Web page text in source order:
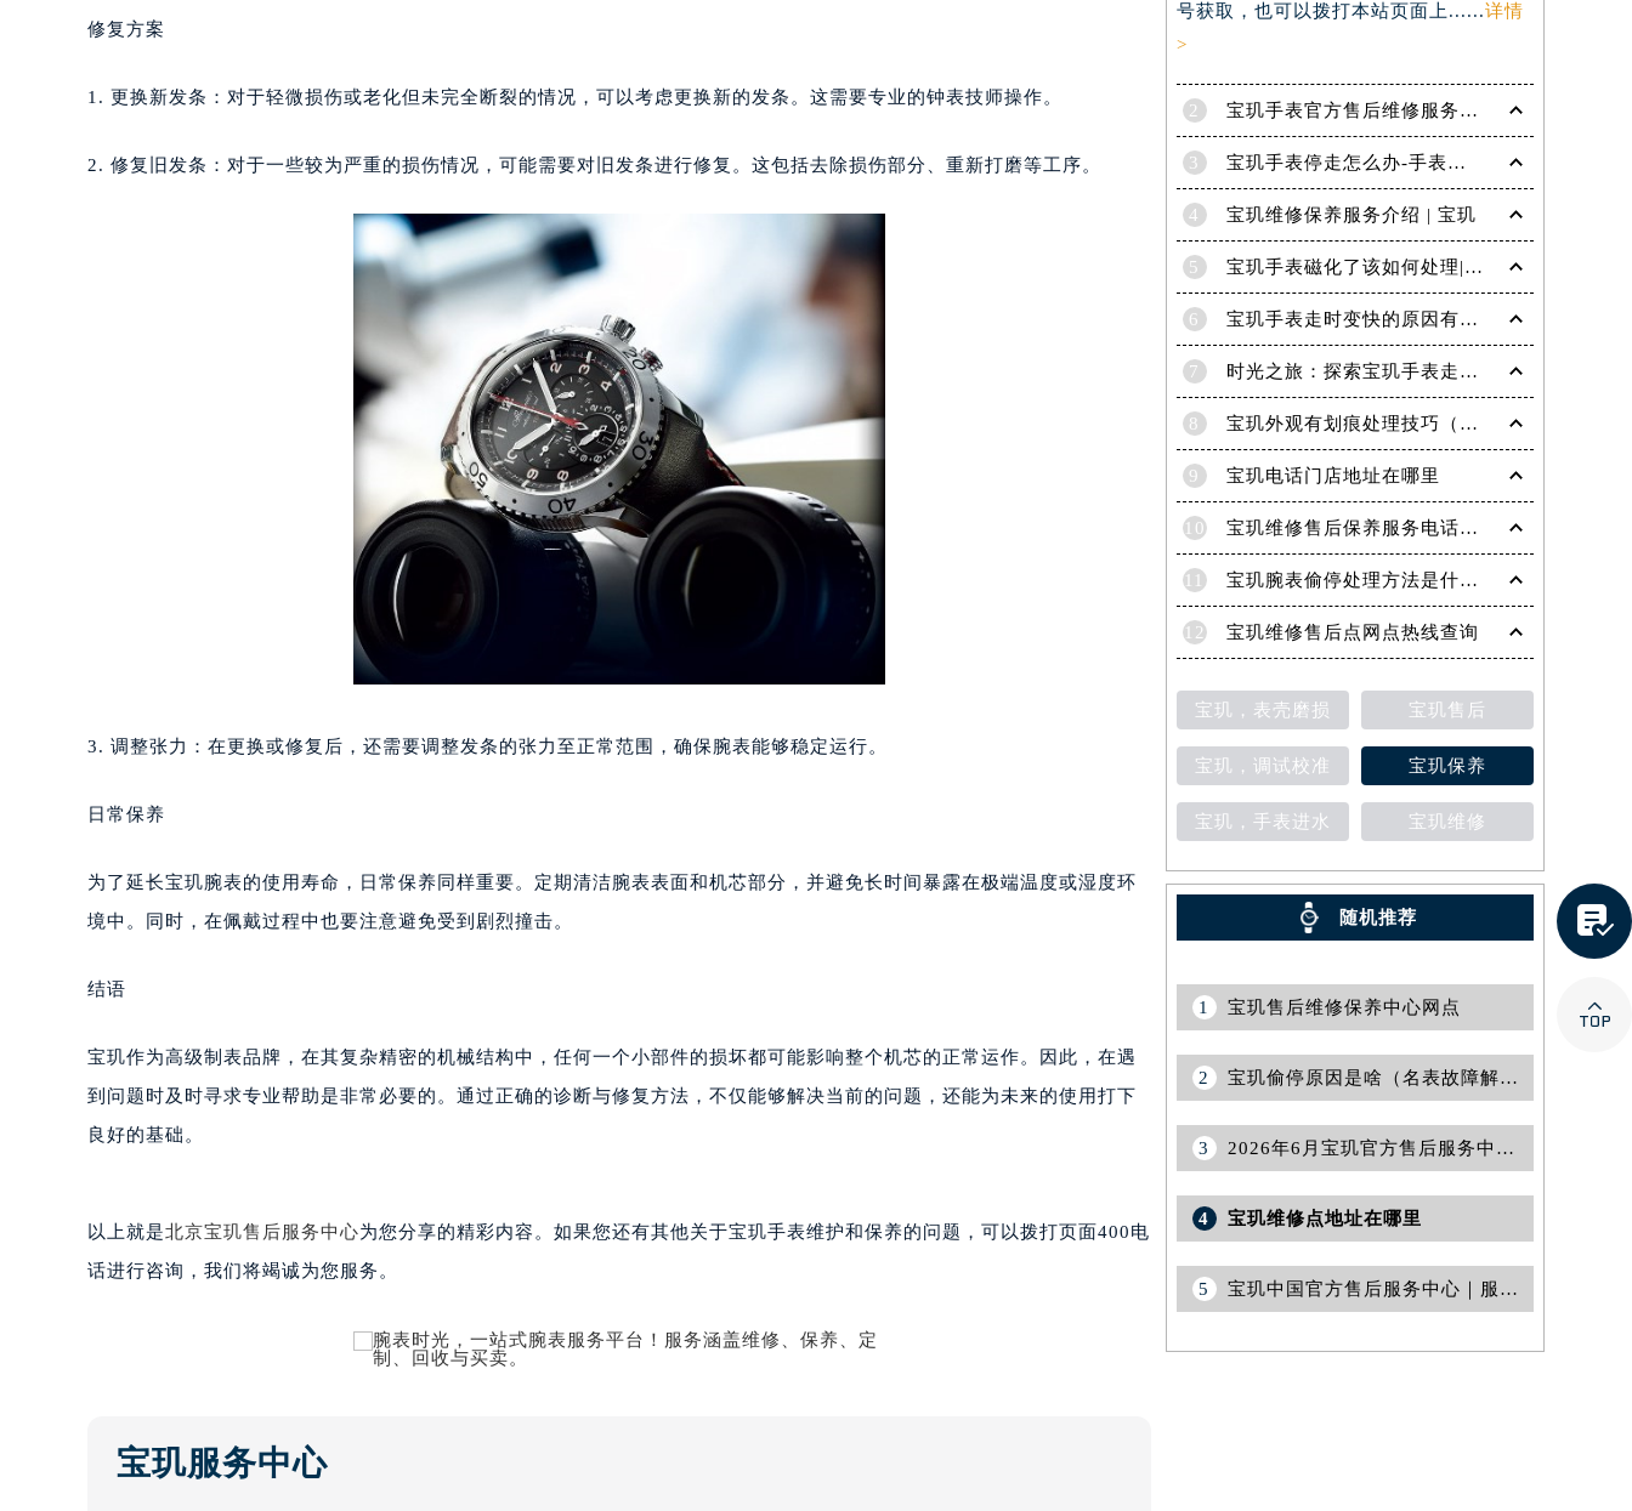
大连市中山区人民路15号国际金融大厦7层G室（需提前预约）
佛山市禅城区季华五路57号万科金融中心C座12层1205室（需提前预约）
东莞市东城街道鸿福东路1号民盈国贸中心T1写字楼9层907室（需提前预约）
无锡市梁溪区人民中路139号恒隆广场写字楼1座11层1104室（需提前预约）
南通市崇川区工农路57号圆融广场写字楼16层1603室（需提前预约）
苏州市苏州工业园区星港街199号苏州中心办公楼C座22层08室（需提前预约）
武汉市江汉区解放大道686号世界贸易大厦38层09室（需提前预约）
南宁市青秀区金湖路59号地王大厦12楼1224室（需提前预约）
合肥市蜀山区潜山路111号万象城华润大厦B座12楼03室（需提前预约）
泉州市丰泽区宝洲路729号浦西万达中心写字楼A座7楼709室（需提前预约）
青岛市南区山东路6号华润大厦B座22层04室（需提前预约）
烟台市芝罘区胜利路139号万达金融中心A座907室（需提前预约）
长春市朝阳区西安大路727号中银大厦A座(旺进大厦)18层09室（需提前预约）
贵阳市南明区都司高架桥路33号亨特国际金融中心14楼14D（需提前预约）
昆明市盘龙区北京路928号同德昆明广场写字楼10层06室（需提前预约）
石家庄市长安区中山东路39号勒泰中心写字楼B座13层07室（需提前预约）
海口市龙华区金贸东路5号海口华润大厦B座17层1707室（需提前预约）
甘肃省兰州市七里河区西津西路16号兰州中心写字楼21层2102室（需提前预约）
重庆市解放碑渝中区民权路28号英利国际金融中心写字楼20层01室（需提前预约）
黑龙江省鸡西市鸡冠区红军路宝玑售后服务中心（需提前预约）
黑龙江省佳木斯市向阳区长安路宝玑售后服务中心（需提前预约）
黑龙江省双鸭山市尖山区新兴大街宝玑售后服务中心（需提前预约）
黑龙江省绥化市北林区新华街与康庄路交叉口宝玑售后服务中心（需提前预约）
吉林省白城市洮北区明仁南街宝玑售后服务中心（需提前预约）
吉林省白山市浑江区浑江大街宝玑售后服务中心（需提前预约）
吉林省梅河口市新华街道梅河大街宝玑售后服务中心（需提前预约）
修复方案
1. 更换新发条：对于轻微损伤或老化但未完全断裂的情况，可以考虑更换新的发条。这需要专业的钟表技师操作。
2. 修复旧发条：对于一些较为严重的损伤情况，可能需要对旧发条进行修复。这包括去除损伤部分、重新打磨等工序。
3. 调整张力：在更换或修复后，还需要调整发条的张力至正常范围，确保腕表能够稳定运行。
日常保养
为了延长宝玑腕表的使用寿命，日常保养同样重要。定期清洁腕表表面和机芯部分，并避免长时间暴露在极端温度或湿度环
境中。同时，在佩戴过程中也要注意避免受到剧烈撞击。
结语
宝玑作为高级制表品牌，在其复杂精密的机械结构中，任何一个小部件的损坏都可能影响整个机芯的正常运作。因此，在遇
到问题时及时寻求专业帮助是非常必要的。通过正确的诊断与修复方法，不仅能够解决当前的问题，还能为未来的使用打下
良好的基础。
以上就是北京宝玑售后服务中心为您分享的精彩内容。如果您还有其他关于宝玑手表维护和保养的问题，可以拨打页面400电
话进行咨询，我们将竭诚为您服务。
宝玑服务中心
号获取，也可以拨打本站页面上......详情
>
2 宝玑手表官方售后维修服务点电话是多少？
3 宝玑手表停走怎么办-手表停走的解决方法
4 宝玑维修保养服务介绍 | 宝玑
5 宝玑手表磁化了该如何处理|宝玑技师为您讲解
6 宝玑手表走时变快的原因有哪些？
7 时光之旅：探索宝玑手表走时的秘密
8 宝玑外观有划痕处理技巧（轻松修复爱表的实用方法）
9 宝玑电话门店地址在哪里
10 宝玑维修售后保养服务电话是多少
11 宝玑腕表偷停处理方法是什么（专业维修指南与常见故障排查）
12 宝玑维修售后点网点热线查询
宝玑，表壳磨损 宝玑售后
宝玑，调试校准 宝玑保养
宝玑，手表进水 宝玑维修
随机推荐
1 宝玑售后维修保养中心网点
2 宝玑偷停原因是啥（名表故障解析及保养建议）
3 2026年6月宝玑官方售后服务中心变更通告（迁址+新设）
4 宝玑维修点地址在哪里
5 宝玑中国官方售后服务中心｜服务热线及详细地址权威信息声明（2026年7月最新）

